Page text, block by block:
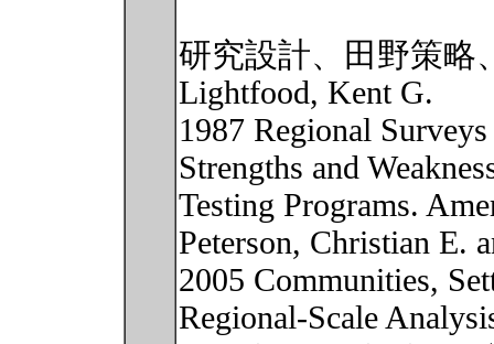
研究設計、田野策略
Lightfood, Kent G.
1987 Regional
Strengths and
Testing Programs.
Peterson, Christian E.
2005 Communities,
Regional-Scale